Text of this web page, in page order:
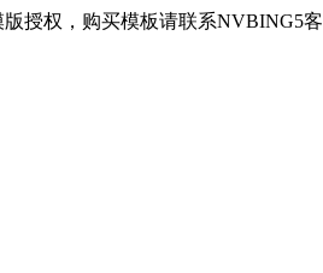
授权，购买模板请联系NVBING5客